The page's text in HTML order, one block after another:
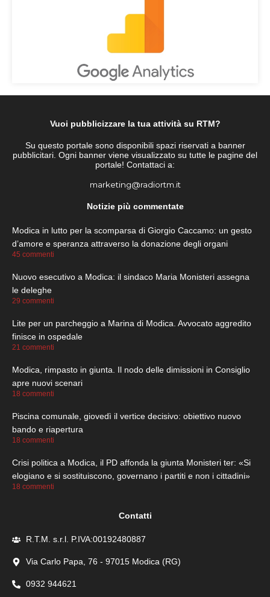
Vuoi pubblicizzare la tua attività su RTM?
Su questo portale sono disponibili spazi riservati a banner
pubblicitari. Ogni banner viene visualizzato su tutte le pagine del
portale! Contattaci a:
marketing@radiortm.it
Notizie più commentate
Modica in lutto per la scomparsa di Giorgio Caccamo: un gesto
d’amore e speranza attraverso la donazione degli organi
45 commenti
Nuovo esecutivo a Modica: il sindaco Maria Monisteri assegna
le deleghe
29 commenti
Lite per un parcheggio a Marina di Modica. Avvocato aggredito
finisce in ospedale
21 commenti
Modica, rimpasto in giunta. Il nodo delle dimissioni in Consiglio
apre nuovi scenari
18 commenti
Piscina comunale, giovedì il vertice decisivo: obiettivo nuovo
bando e riapertura
18 commenti
Crisi politica a Modica, il PD affonda la giunta Monisteri ter: «Si
elogiano e si sostituiscono, governano i partiti e non i cittadini»
18 commenti
Contatti
R.T.M. s.r.l. P.IVA:00192480887
Via Carlo Papa, 76 - 97015 Modica (RG)
0932 944621